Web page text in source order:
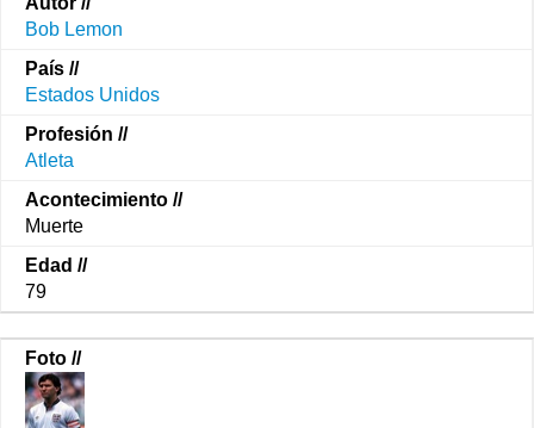
Bob Lemon
Estados Unidos
Atleta
Muerte
79